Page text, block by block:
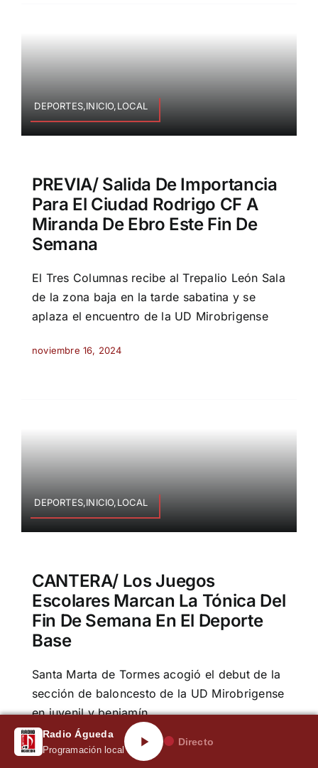
DEPORTES,INICIO,LOCAL
PREVIA/ Salida De Importancia
Para El Ciudad Rodrigo CF A
Miranda De Ebro Este Fin De
Semana
El Tres Columnas recibe al Trepalio León Sala
de la zona baja en la tarde sabatina y se
aplaza el encuentro de la UD Mirobrigense
noviembre 16, 2024
DEPORTES,INICIO,LOCAL
CANTERA/ Los Juegos
Escolares Marcan La Tónica Del
Fin De Semana En El Deporte
Base
Santa Marta de Tormes acogió el debut de la
sección de baloncesto de la UD Mirobrigense
en juvenil y benjamín
noviembre 10, 2024
Radio Águeda
Programación local
Directo